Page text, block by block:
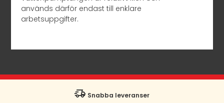
används därför endast till enklare
arbetsuppgifter.
Snabba leveranser